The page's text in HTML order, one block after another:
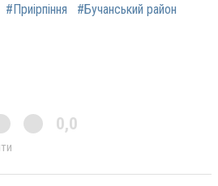
#Приірпіння
#Бучанський район
0,0